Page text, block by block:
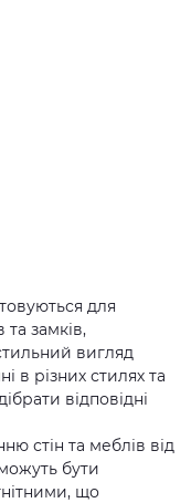
для
замків,
вигляд
в різних стилях та
відповідні
стін та меблів від
бути
що